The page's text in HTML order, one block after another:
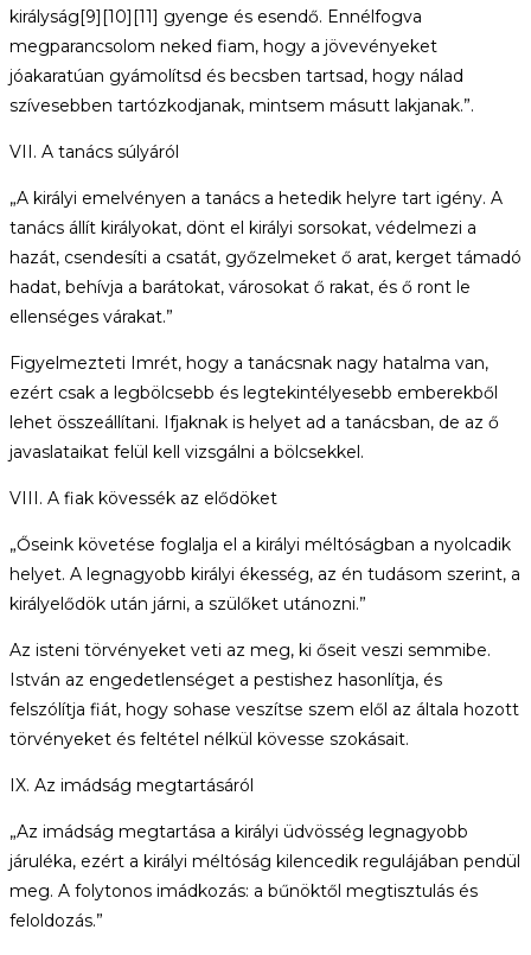
királyság[9][10][11] gyenge és esendő. Ennélfogva
megparancsolom neked fiam, hogy a jövevényeket
jóakaratúan gyámolítsd és becsben tartsad, hogy nálad
szívesebben tartózkodjanak, mintsem másutt lakjanak.”.
VII. A tanács súlyáról
„A királyi emelvényen a tanács a hetedik helyre tart igény. A
tanács állít királyokat, dönt el királyi sorsokat, védelmezi a
hazát, csendesíti a csatát, győzelmeket ő arat, kerget támadó
hadat, behívja a barátokat, városokat ő rakat, és ő ront le
ellenséges várakat.”
Figyelmezteti Imrét, hogy a tanácsnak nagy hatalma van,
ezért csak a legbölcsebb és legtekintélyesebb emberekből
lehet összeállítani. Ifjaknak is helyet ad a tanácsban, de az ő
javaslataikat felül kell vizsgálni a bölcsekkel.
VIII. A fiak kövessék az elődöket
„Őseink követése foglalja el a királyi méltóságban a nyolcadik
helyet. A legnagyobb királyi ékesség, az én tudásom szerint, a
királyelődök után járni, a szülőket utánozni.”
Az isteni törvényeket veti az meg, ki őseit veszi semmibe.
István az engedetlenséget a pestishez hasonlítja, és
felszólítja fiát, hogy sohase veszítse szem elől az általa hozott
törvényeket és feltétel nélkül kövesse szokásait.
IX. Az imádság megtartásáról
„Az imádság megtartása a királyi üdvösség legnagyobb
járuléka, ezért a királyi méltóság kilencedik regulájában pendül
meg. A folytonos imádkozás: a bűnöktől megtisztulás és
feloldozás.”